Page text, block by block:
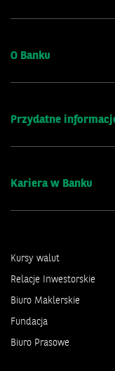
Kursy walut
Relacje Inwestorskie
Biuro Maklerskie
Fundacja
Biuro Prasowe
O Banku
Przydatne
Kariera w Banku